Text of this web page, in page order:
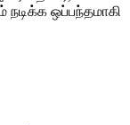
ஒப்பந்தமாகி